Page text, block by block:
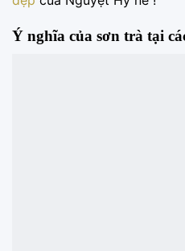
Ý nghĩa của sơn trà tại